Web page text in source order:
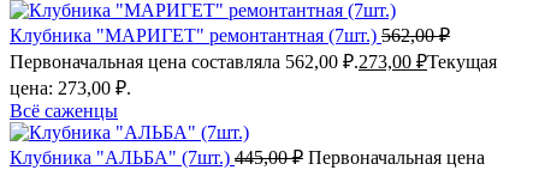
Клубника "МАРИГЕТ" ремонтантная (7шт.) 562,00₽
Первоначальная цена составляла 562,00 ₽.273,00 ₽Текущая
цена: 273,00 ₽.
Всё саженцы
Клубника "АЛЬБА" (7шт.) 445,00₽ Первоначальная цена